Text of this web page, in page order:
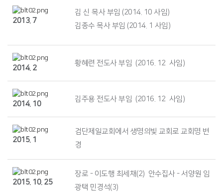
2013. 7
김 신 목사 부임 (2014. 10 사임)
김종수 목사 부임 (2014. 1 사임)
2014. 2
황혜련 전도사 부임 (2016. 12 사임)
2014. 10
김주용 전도사 부임 (2016. 12 사임)
2015. 1
검단제일교회에서 생명의빛 교회로 교회명 변
경
2015. 10. 25
장로 - 이도행 최세채(2) 안수집사 - 서양원 임
광택 민경석(3)